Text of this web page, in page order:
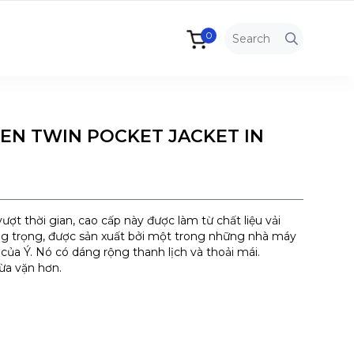
0
TWIN POCKET JACKET IN
thời gian, cao cấp này được làm từ chất liệu vải
trọng, được sản xuất bởi một trong những nhà máy
Ý. Nó có dáng rộng thanh lịch và thoải mái.
vặn hơn.